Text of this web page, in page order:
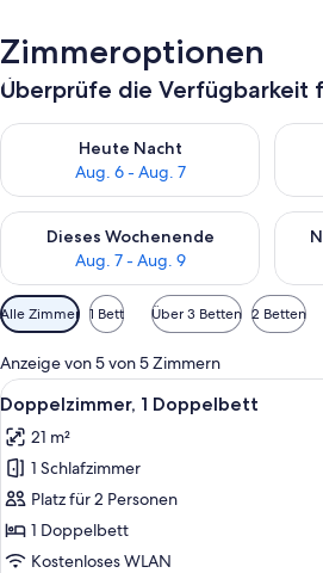
Zimmeroptionen
Überprüfe die Verfügbarkeit
Heute Nacht
Aug. 6 - Aug. 7
Überprüfe die Verfügbarkeit für
Dieses Wochenende
Aug. 7 - Aug. 9
Überprüfe die Verfügbarkeit für
Verfügbare
Filter
für
Zimmer
Alle Zimmer 1 Bett Über 3 Betten 2 Betten
Anzeige von 5 von 5 Zimmern
Alle
Fotos
für
Doppelzimmer,
1
Doppelbett
anzeigen
Ein
5
Doppelzimmer, 1 Doppelbett
21 m²
1 Schlafzimmer
Platz für 2 Personen
1 Doppelbett
Kostenloses WLAN